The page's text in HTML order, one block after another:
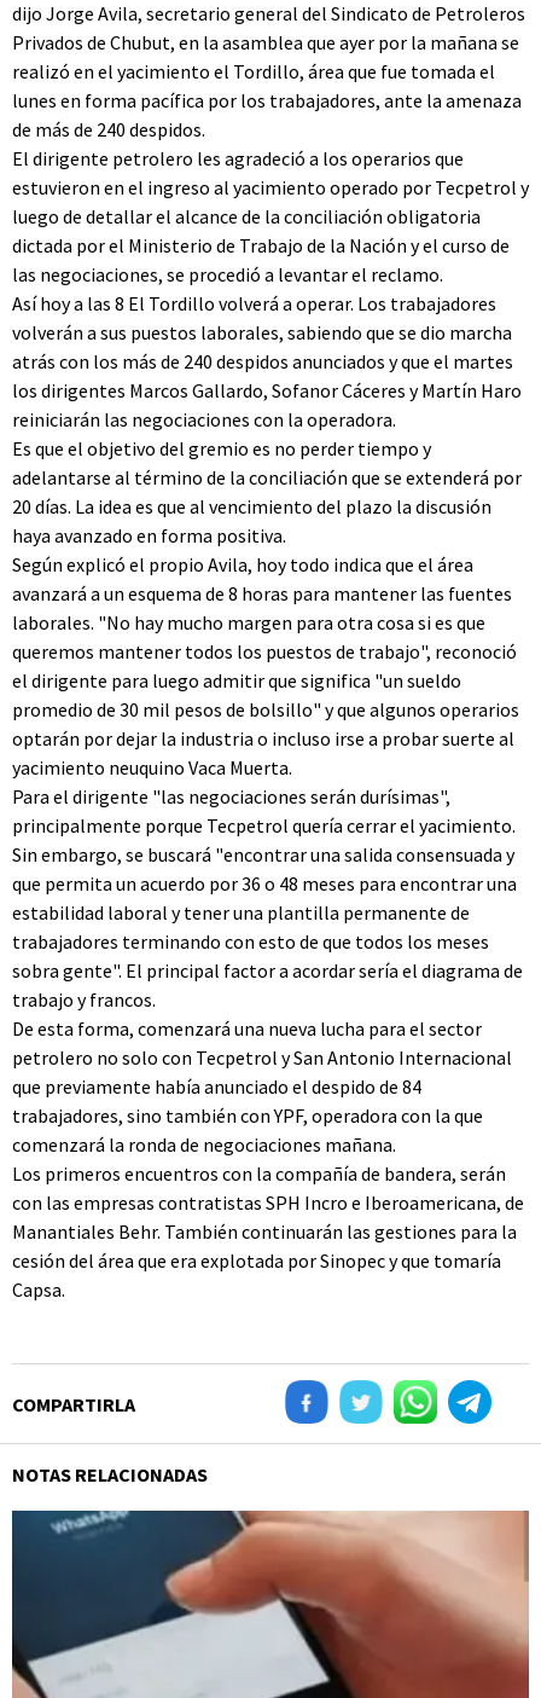
dijo Jorge Avila, secretario general del Sindicato de Petroleros
Privados de Chubut, en la asamblea que ayer por la mañana se
realizó en el yacimiento el Tordillo, área que fue tomada el
lunes en forma pacífica por los trabajadores, ante la amenaza
de más de 240 despidos.
El dirigente petrolero les agradeció a los operarios que
estuvieron en el ingreso al yacimiento operado por Tecpetrol y
luego de detallar el alcance de la conciliación obligatoria
dictada por el Ministerio de Trabajo de la Nación y el curso de
las negociaciones, se procedió a levantar el reclamo.
Así hoy a las 8 El Tordillo volverá a operar. Los trabajadores
volverán a sus puestos laborales, sabiendo que se dio marcha
atrás con los más de 240 despidos anunciados y que el martes
los dirigentes Marcos Gallardo, Sofanor Cáceres y Martín Haro
reiniciarán las negociaciones con la operadora.
Es que el objetivo del gremio es no perder tiempo y
adelantarse al término de la conciliación que se extenderá por
20 días. La idea es que al vencimiento del plazo la discusión
haya avanzado en forma positiva.
Según explicó el propio Avila, hoy todo indica que el área
avanzará a un esquema de 8 horas para mantener las fuentes
laborales. "No hay mucho margen para otra cosa si es que
queremos mantener todos los puestos de trabajo", reconoció
el dirigente para luego admitir que significa "un sueldo
promedio de 30 mil pesos de bolsillo" y que algunos operarios
optarán por dejar la industria o incluso irse a probar suerte al
yacimiento neuquino Vaca Muerta.
Para el dirigente "las negociaciones serán durísimas",
principalmente porque Tecpetrol quería cerrar el yacimiento.
Sin embargo, se buscará "encontrar una salida consensuada y
que permita un acuerdo por 36 o 48 meses para encontrar una
estabilidad laboral y tener una plantilla permanente de
trabajadores terminando con esto de que todos los meses
sobra gente". El principal factor a acordar sería el diagrama de
trabajo y francos.
De esta forma, comenzará una nueva lucha para el sector
petrolero no solo con Tecpetrol y San Antonio Internacional
que previamente había anunciado el despido de 84
trabajadores, sino también con YPF, operadora con la que
comenzará la ronda de negociaciones mañana.
Los primeros encuentros con la compañía de bandera, serán
con las empresas contratistas SPH Incro e Iberoamericana, de
Manantiales Behr. También continuarán las gestiones para la
cesión del área que era explotada por Sinopec y que tomaría
Capsa.
COMPARTIRLA
NOTAS RELACIONADAS